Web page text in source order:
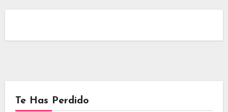
Te Has Perdido